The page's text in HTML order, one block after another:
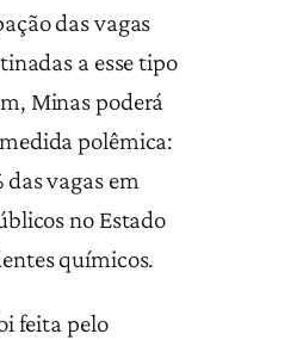
das vagas
a esse tipo
Minas poderá
polêmica:
das vagas em
no Estado
químicos.
feita pelo